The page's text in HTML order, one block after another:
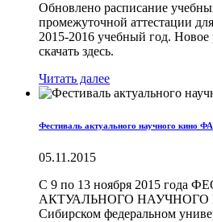
Обновлено расписание
промежуточной аттестации
2015-2016 учебный год.
скачать здесь.
Читать далее
Фестиваль актуального научного кино
05.11.2015
С 9 по 13 ноября 2015 года
АКТУАЛЬНОГО НАУЧНОГО
Сибирском федеральном